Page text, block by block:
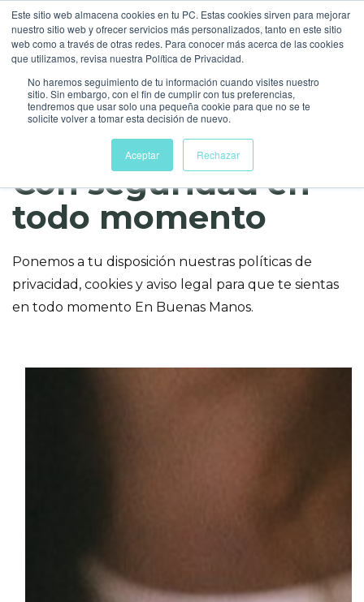
Este sitio web almacena cookies en tu PC. Estas cookies sirven para mejorar
nuestro sitio web y ofrecer servicios más personalizados, tanto en este sitio
web como a través de otras redes. Para conocer más acerca de las cookies
que utilizamos, revisa nuestra Política de Privacidad.
No haremos seguimiento de tu información cuando visites nuestro
sitio. Sin embargo, con el fin de cumplir con tus preferencias,
tendremos que usar solo una pequeña cookie para que no se te
solicite volver a tomar esta decisión de nuevo.
Aceptar Rechazar
Con seguridad en
todo momento
Ponemos a tu disposición nuestras políticas de
privacidad, cookies y aviso legal para que te sientas
en todo momento En Buenas Manos.